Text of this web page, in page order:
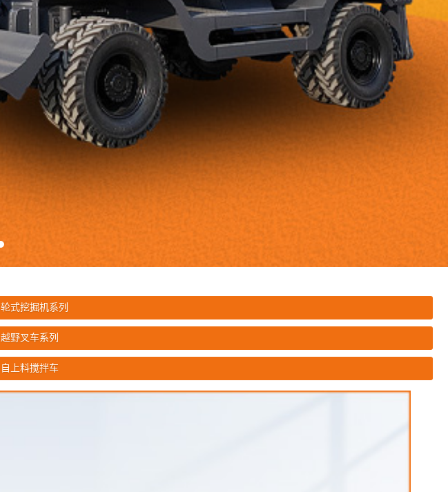
轮式挖掘机系列
越野叉车系列
自上料搅拌车